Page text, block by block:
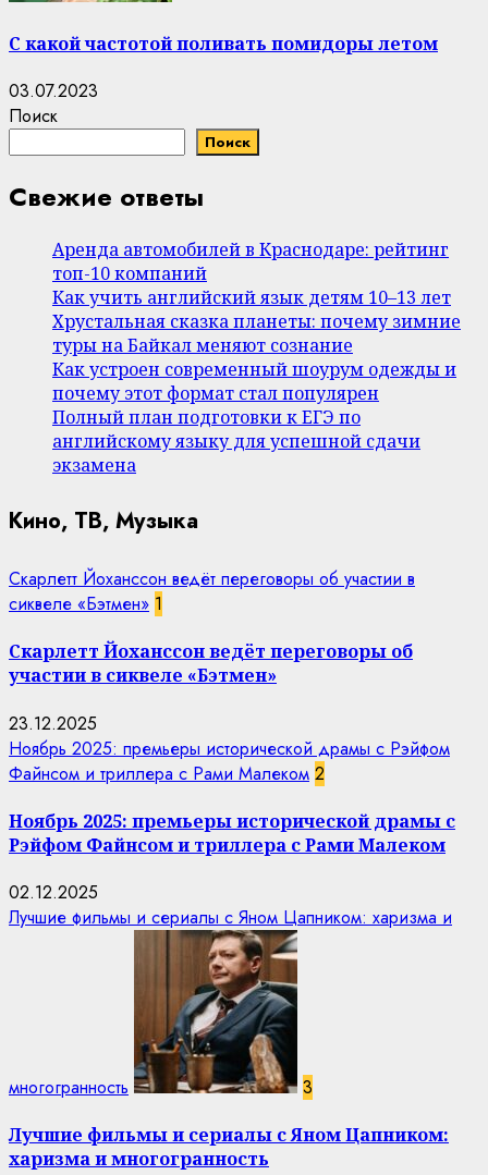
С какой частотой поливать помидоры летом
03.07.2023
Поиск
Поиск
Свежие ответы
Аренда автомобилей в Краснодаре: рейтинг
топ-10 компаний
Как учить английский язык детям 10–13 лет
Хрустальная сказка планеты: почему зимние
туры на Байкал меняют сознание
Как устроен современный шоурум одежды и
почему этот формат стал популярен
Полный план подготовки к ЕГЭ по
английскому языку для успешной сдачи
экзамена
Кино, ТВ, Музыка
Скарлетт Йоханссон ведёт переговоры об участии в
сиквеле «Бэтмен» 1
Скарлетт Йоханссон ведёт переговоры об
участии в сиквеле «Бэтмен»
23.12.2025
Ноябрь 2025: премьеры исторической драмы с Рэйфом
Файнсом и триллера с Рами Малеком 2
Ноябрь 2025: премьеры исторической драмы с
Рэйфом Файнсом и триллера с Рами Малеком
02.12.2025
Лучшие фильмы и сериалы с Яном Цапником: харизма и
многогранность 3
Лучшие фильмы и сериалы с Яном Цапником:
харизма и многогранность